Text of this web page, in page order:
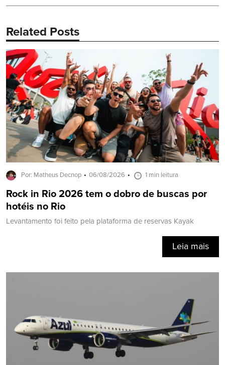
Related Posts
Por: Matheus Decnop 06/08/2026 1 min leitura
Rock in Rio 2026 tem o dobro de buscas por
hotéis no Rio
Levantamento foi feito pela plataforma de reservas Kayak
Leia mais